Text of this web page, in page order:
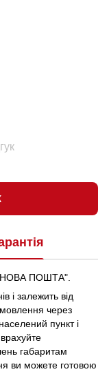
"НОВА ПОШТА".
і залежить від
через
пункт і
габаритам
ви можете готовою